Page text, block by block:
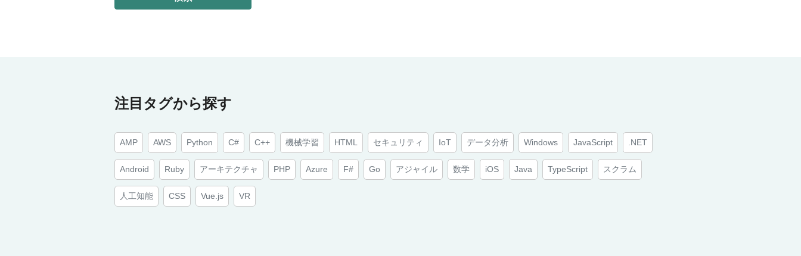
注目タグから探す
AMP AWS Python C# C++ 機械学習 HTML セキュリティ IoT データ分析 Windows JavaScript .NET
Android Ruby アーキテクチャ PHP Azure F# Go アジャイル 数学 iOS Java TypeScript スクラム
人工知能 CSS Vue.js VR